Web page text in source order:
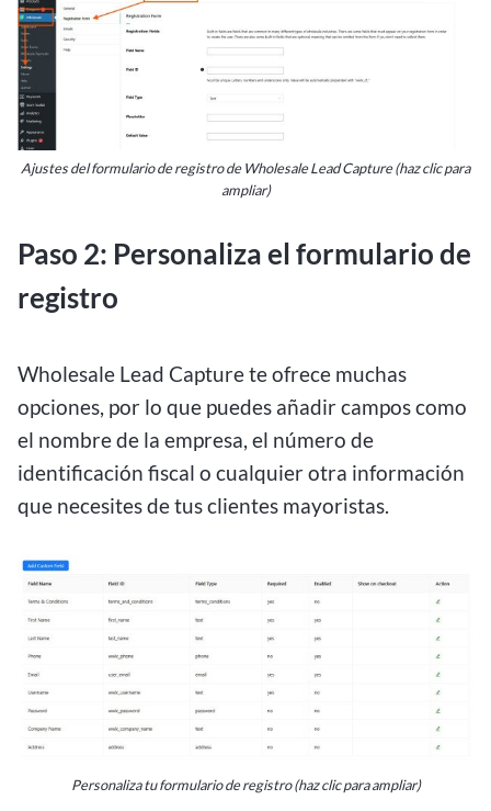
Ajustes del formulario de registro de Wholesale Lead Capture (haz clic para
ampliar)
Paso 2: Personaliza el formulario de
registro
Wholesale Lead Capture te ofrece muchas
opciones, por lo que puedes añadir campos como
el nombre de la empresa, el número de
identificación fiscal o cualquier otra información
que necesites de tus clientes mayoristas.
Personaliza tu formulario de registro (haz clic para ampliar)